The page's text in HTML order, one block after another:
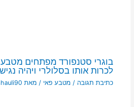
בוגרי סטנפורד מפתחים מטבע
לכרות אותו בסלולרי ויהיה
כתיבת תגובה / מטבע פאי / מאת